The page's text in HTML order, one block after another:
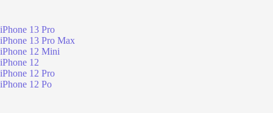
iPhone 13 Pro
iPhone 13 Pro Max
iPhone 12 Mini
iPhone 12
iPhone 12 Pro
iPhone 12 Po